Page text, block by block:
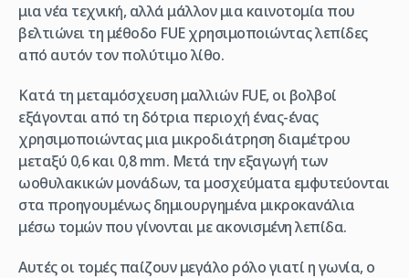
μια νέα τεχνική, αλλά μάλλον μια καινοτομία που
βελτιώνει τη μέθοδο FUE χρησιμοποιώντας λεπίδες
από αυτόν τον πολύτιμο λίθο.
Κατά τη μεταμόσχευση μαλλιών FUE, οι βολβοί
εξάγονται από τη δότρια περιοχή ένας-ένας
χρησιμοποιώντας μια μικροδιάτρηση διαμέτρου
μεταξύ 0,6 και 0,8 mm. Μετά την εξαγωγή των
ωοθυλακικών μονάδων, τα μοσχεύματα εμφυτεύονται
στα προηγουμένως δημιουργημένα μικροκανάλια
μέσω τομών που γίνονται με ακονισμένη λεπίδα.
Αυτές οι τομές παίζουν μεγάλο ρόλο γιατί η γωνία, ο